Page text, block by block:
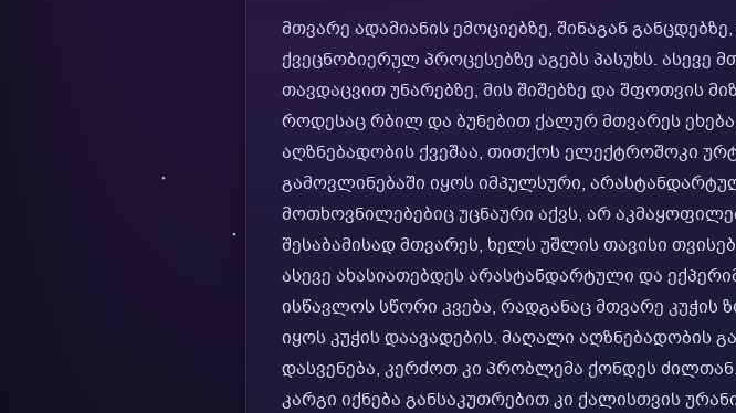
მთვარე ადამიანის ემოციებზე, შინაგან
ქვეცნობიერულ პროცესებზე აგებს პასუხს. ასევე
თავდაცვით უნარებზე, მის შიშებზე და შფოთვის
როდესაც რბილ და ბუნებით ქალურ მთვარეს
აღზნებადობის ქვეშაა, თითქოს ელექტროშოკი
გამოვლინებაში იყოს იმპულსური,
მოთხოვნილებებიც უცნაური აქვს, არ
შესაბამისად მთვარეს, ხელს უშლის თავისი
ასევე ახასიათებდეს არასტანდარტული და
ისწავლოს სწორი კვება, რადგანაც მთვარე კუჭის
იყოს კუჭის დაავადების. მაღალი აღზნებადობის
დასვენება, კერძოთ კი პრობლემა ქონდეს ძილთან.
კარგი იქნება განსაკუთრებით კი ქალისთვის